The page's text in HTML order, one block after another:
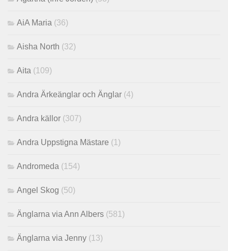
AiA Maria (36)
Aisha North (32)
Aita (109)
Andra Ärkeänglar och Änglar (4)
Andra källor (307)
Andra Uppstigna Mästare (1)
Andromeda (154)
Angel Skog (50)
Änglarna via Ann Albers (581)
Änglarna via Jenny (13)